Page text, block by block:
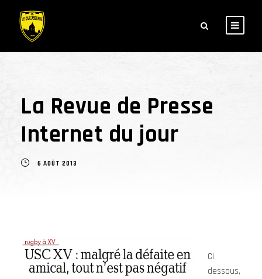
La Revue de Presse
Internet du jour
6 AOÛT 2013
Ci
dessous,